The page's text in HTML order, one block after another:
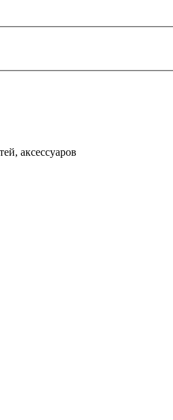
аксессуаров